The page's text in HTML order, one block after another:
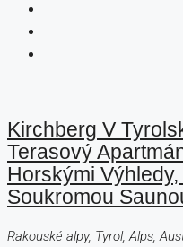
Kirchberg V
Terasový
Horskými
Soukromou
Rakouské alpy, Tyrol, Alps,